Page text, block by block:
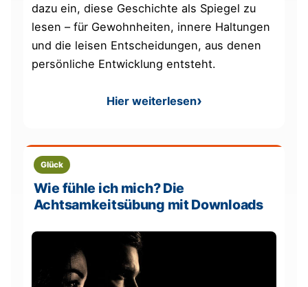
dazu ein, diese Geschichte als Spiegel zu
lesen – für Gewohnheiten, innere Haltungen
und die leisen Entscheidungen, aus denen
persönliche Entwicklung entsteht.
Hier weiterlesen: Die fünf Etappen der
Glück
Wie fühle ich mich? Die
Achtsamkeitsübung mit Downloads